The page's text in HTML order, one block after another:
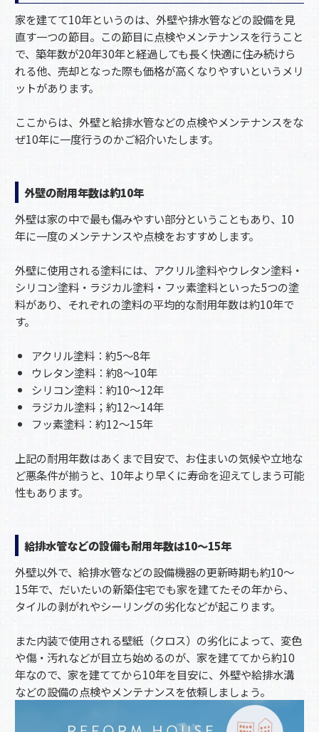
家を建てて10年というのは、外壁や排水管などの設備を見
直す一つの節目。この節目に点検やメンテナンスを行うこと
で、築年数が20年30年と経過しても長く快適に住み続けら
れる他、売却となった際も価格が高くなりやすいというメリ
ットがあります。
ここからは、外壁と給排水管などの点検やメンテナンスをな
ぜ10年に一度行うのかご紹介いたします。
外壁の耐用年数は約10年
外壁は家の中で最も傷みやすい部分ということもあり、10
年に一度のメンテナンスや点検をおすすめします。
外壁に使用される塗料には、アクリル塗料やウレタン塗料・
シリコン塗料・ラジカル塗料・フッ素塗料といった5つの塗
料があり、それぞれの塗料の平均的な耐用年数は約10年で
す。
アクリル塗料：約5〜8年
ウレタン塗料：約8〜10年
シリコン塗料：約10〜12年
ラジカル塗料；約12〜14年
フッ素塗料：約12〜15年
上記の耐用年数はあくまで目安で、お住まいの気候や立地な
ど悪条件が揃うと、10年より早くに寿命を迎えてしまう可能
性もあります。
給排水管などの設備も耐用年数は10〜15年
外壁以外で、給排水管などの設備機器の更新時期も約10〜
15年で、だいたいの新築住宅でも家を建てたその年から、
タイルの剥がれやシーリングの劣化などが起こります。
また内装で使用される壁紙（クロス）の劣化によって、変色
や傷・汚れなどが目立ち始めるのが、家を建ててから約10
年なので、家を建ててから10年を目安に、外壁や給排水溝
などの設備の点検やメンテナンスを依頼しましょう。